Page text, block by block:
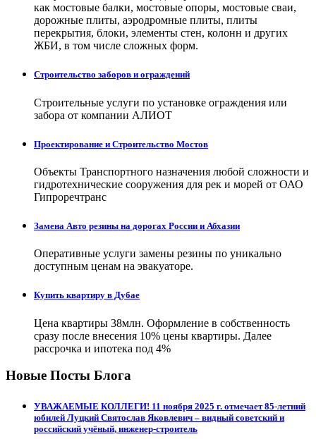
как мостовые балки, мостовые опоры, мостовые сваи,
дорожные плиты, аэродромные плиты, плиты
перекрытия, блоки, элементы стен, колонн и других
ЖБИ, в том числе сложных форм.
Строительство заборов и ограждений
Строительные услуги по установке ограждения или
забора от компании АЛИОТ
Проектирование и Строительство Мостов
Объекты Транспортного назначения любой сложности и
гидротехнические сооружения для рек и морей от ОАО
Гипроречтранс
Замена Авто резины на дорогах России и Абхазии
Оперативные услуги замены резины по уникально
доступным ценам на эвакуаторе.
Купить квартиру в Дубае
Цена квартиры 38млн. Оформление в собственность
сразу после внесения 10% цены квартиры. Далее
рассрочка и ипотека под 4%
Новые Посты Блога
УВАЖАЕМЫЕ КОЛЛЕГИ! 11 ноября 2025 г. отмечает 85-летний
юбилей Луцкий Святослав Яковлевич – видный советский и
российский учёный, инженер-строитель